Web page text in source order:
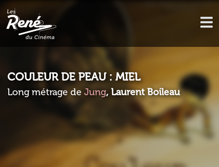
COULEUR DE PEAU : MIEL
Long métrage de Jung, Laurent Boileau